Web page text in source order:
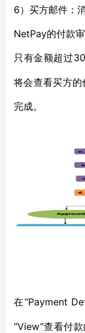
6）买方邮件：
NetPay的付款审
只有金额超过
将会查看买方
完成。
在“Payment
“View”查看付